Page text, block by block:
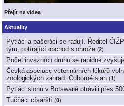
Přejít na videa
Aktuality
Pytláci a pašeráci se radují. Ředitel
tým, potírající obchod s ohrože (2)
Počet invazních druhů se rapidně
Česká asociace veterinárních lékařů
zoologických zahrad: Odborné stan (1)
Pytláci slonů v Botswaně otrávili přes
Tučňáci císařští (0)